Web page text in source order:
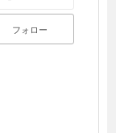
フォロー